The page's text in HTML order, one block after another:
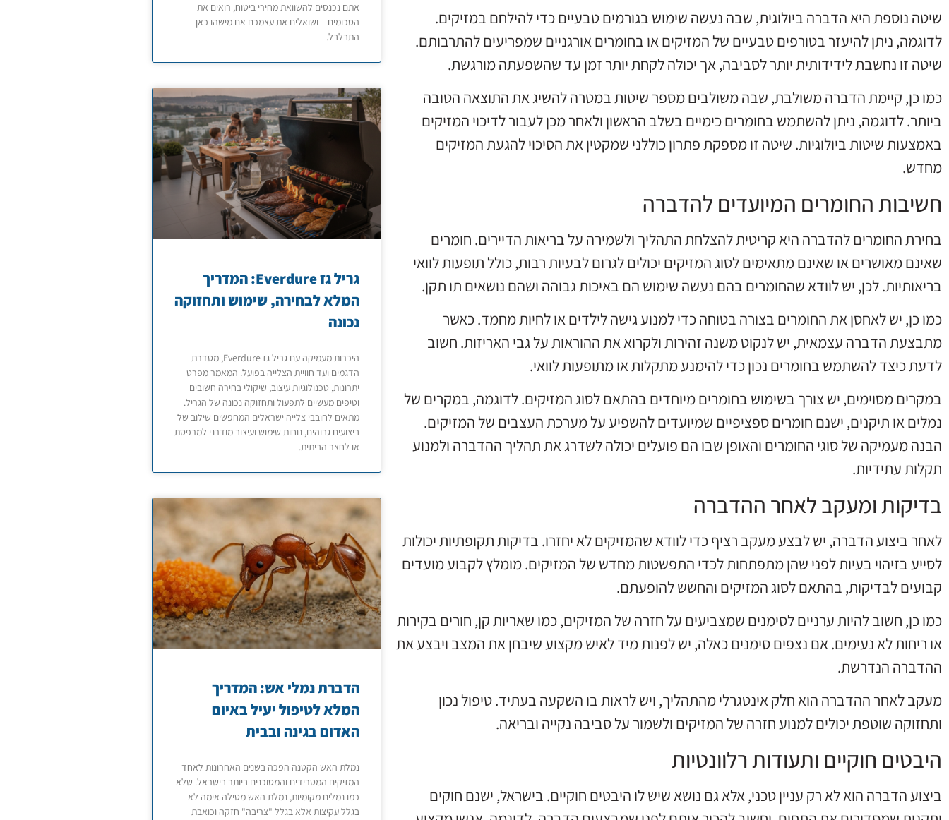
שיטה נוספת היא הדברה ביולוגית, שבה נעשה שימוש בגורמים טבעיים כדי להילחם במזיקים.
לדוגמה, ניתן להיעזר בטורפים טבעיים של המזיקים או בחומרים אורגניים שמפריעים להתרבותם.
שיטה זו נחשבת לידידותית יותר לסביבה, אך יכולה לקחת יותר זמן עד שהשפעתה מורגשת.
כמו כן, קיימת הדברה משולבת, שבה משולבים מספר שיטות במטרה להשיג את התוצאה הטובה
ביותר. לדוגמה, ניתן להשתמש בחומרים כימיים בשלב הראשון ולאחר מכן לעבור לדיכוי המזיקים
באמצעות שיטות ביולוגיות. שיטה זו מספקת פתרון כוללני שמקטין את הסיכוי להגעת המזיקים
מחדש.
חשיבות החומרים המיועדים להדברה
בחירת החומרים להדברה היא קריטית להצלחת התהליך ולשמירה על בריאות הדיירים. חומרים
שאינם מאושרים או שאינם מתאימים לסוג המזיקים יכולים לגרום לבעיות רבות, כולל תופעות לוואי
בריאותיות. לכן, יש לוודא שהחומרים בהם נעשה שימוש הם באיכות גבוהה ושהם נושאים תו תקן.
כמו כן, יש לאחסן את החומרים בצורה בטוחה כדי למנוע גישה לילדים או לחיות מחמד. כאשר
מתבצעת הדברה עצמאית, יש לנקוט משנה זהירות ולקרוא את ההוראות על גבי האריזות. חשוב
לדעת כיצד להשתמש בחומרים נכון כדי להימנע מתקלות או מתופעות לוואי.
במקרים מסוימים, יש צורך בשימוש בחומרים מיוחדים בהתאם לסוג המזיקים. לדוגמה, במקרים של
נמלים או תיקנים, ישנם חומרים ספציפיים שמיועדים להשפיע על מערכת העצבים של המזיקים.
הבנה מעמיקה של סוגי החומרים והאופן שבו הם פועלים יכולה לשדרג את תהליך ההדברה ולמנוע
תקלות עתידיות.
בדיקות ומעקב לאחר ההדברה
לאחר ביצוע הדברה, יש לבצע מעקב רציף כדי לוודא שהמזיקים לא יחזרו. בדיקות תקופתיות יכולות
לסייע בזיהוי בעיות לפני שהן מתפתחות לכדי התפשטות מחדש של המזיקים. מומלץ לקבוע מועדים
קבועים לבדיקות, בהתאם לסוג המזיקים והחשש להופעתם.
כמו כן, חשוב להיות ערניים לסימנים שמצביעים על חזרה של המזיקים, כמו שאריות קן, חורים בקירות
או ריחות לא נעימים. אם נצפים סימנים כאלה, יש לפנות מיד לאיש מקצוע שיבחן את המצב ויבצע את
ההדברה הנדרשת.
מעקב לאחר ההדברה הוא חלק אינטגרלי מהתהליך, ויש לראות בו השקעה בעתיד. טיפול נכון
ותחזוקה שוטפת יכולים למנוע חזרה של המזיקים ולשמור על סביבה נקייה ובריאה.
היבטים חוקיים ותעודות רלוונטיות
ביצוע הדברה הוא לא רק עניין טכני, אלא גם נושא שיש לו היבטים חוקיים. בישראל, ישנם חוקים
אתם נכנסים להשוואת מחירי ביטוח, רואים את
הסכומים – ושואלים את עצמכם אם מישהו כאן
התבלבל.
גריל גז Everdure: המדריך
המלא לבחירה, שימוש ותחזוקה
נכונה
היכרות מעמיקה עם גריל גז Everdure, מסדרת
הדגמים ועד חוויית הצלייה בפועל. המאמר מפרט
יתרונות, טכנולוגיות עיצוב, שיקולי בחירה חשובים
וטיפים מעשיים לתפעול ותחזוקה נכונה של הגריל.
מתאים לחובבי צלייה ישראלים המחפשים שילוב של
ביצועים גבוהים, נוחות שימוש ועיצוב מודרני למרפסת
או לחצר הביתית.
הדברת נמלי אש: המדריך
המלא לטיפול יעיל באיום
האדום בגינה ובבית
נמלת האש הקטנה הפכה בשנים האחרונות לאחד
המזיקים המטרידים והמסוכנים ביותר בישראל. שלא
כמו נמלים מקומיות, נמלת האש מטילה אימה לא
בגלל עקיצות אלא בגלל "צריבה" חזקה וכואבת